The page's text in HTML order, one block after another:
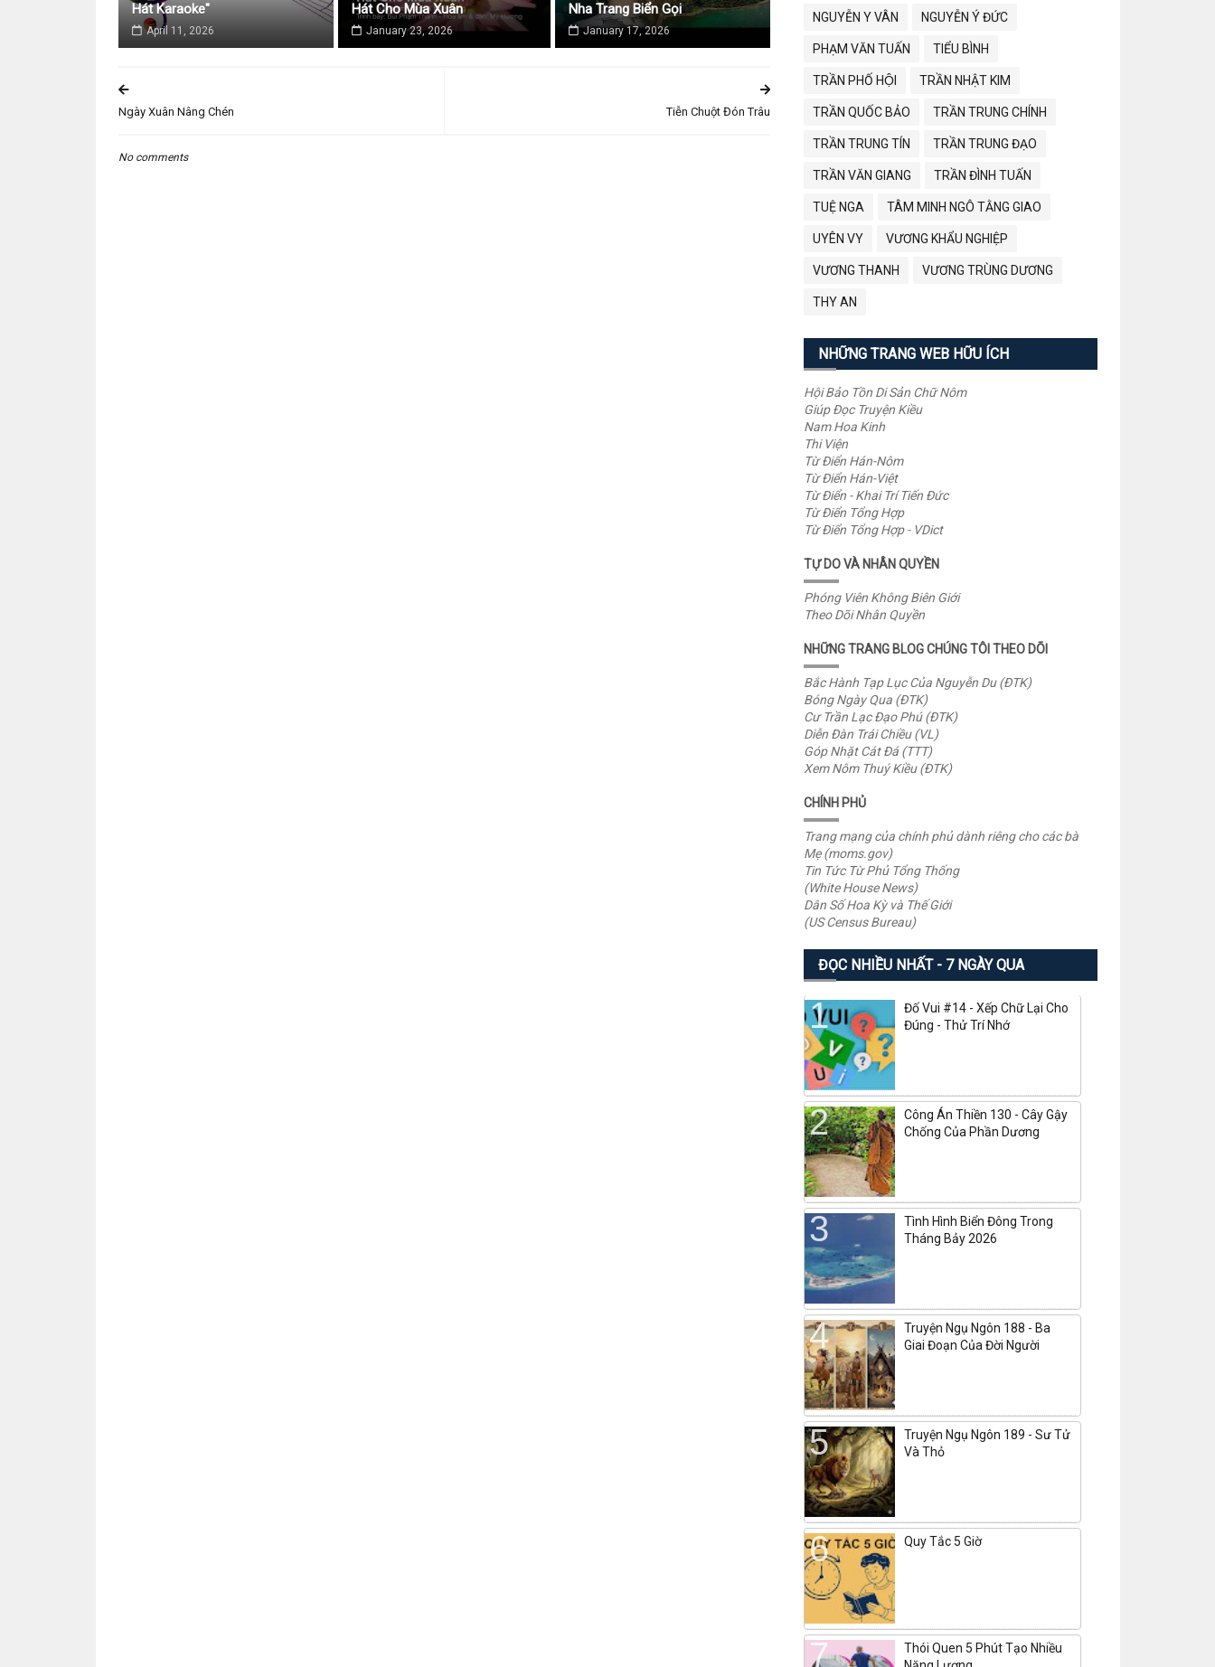
Hát Karaoke"
April 11, 2026
Hát Cho Mùa Xuân
January 23, 2026
Nha Trang Biển Gọi
January 17, 2026
Tiễn Chuột Đón Trâu
Ngày Xuân Nâng Chén
No comments
NGUYỄN Y VÂN NGUYỄN Ý ĐỨC
PHẠM VĂN TUẤN TIỂU BÌNH
TRẦN PHỐ HỘI TRẦN NHẬT KIM
TRẦN QUỐC BẢO TRẦN TRUNG CHÍNH
TRẦN TRUNG TÍN TRẦN TRUNG ĐẠO
TRẦN VĂN GIANG TRẦN ĐÌNH TUẤN
TUỆ NGA TÂM MINH NGÔ TẰNG GIAO
UYÊN VY VƯƠNG KHẨU NGHIỆP
VƯƠNG THANH VƯƠNG TRÙNG DƯƠNG
THY AN
NHỮNG TRANG WEB HỮU ÍCH
Hội Bảo Tồn Di Sản Chữ Nôm
Giúp Đọc Truyện Kiều
Nam Hoa Kinh
Thi Viện
Từ Điển Hán-Nôm
Từ Điển Hán-Việt
Từ Điển - Khai Trí Tiến Đức
Từ Điển Tổng Hợp
Từ Điển Tổng Hợp - VDict
TỰ DO VÀ NHÂN QUYỀN
Phóng Viên Không Biên Giới
Theo Dõi Nhân Quyền
NHỮNG TRANG BLOG CHÚNG TÔI THEO DÕI
Bắc Hành Tạp Lục Của Nguyễn Du (ĐTK)
Bóng Ngày Qua (ĐTK)
Cư Trần Lạc Đạo Phú (ĐTK)
Diễn Đàn Trái Chiều (VL)
Góp Nhặt Cát Đá (TTT)
Xem Nôm Thuý Kiều (ĐTK)
CHÍNH PHỦ
Trang mạng của chính phủ dành riêng cho các bà
Mẹ (moms.gov)
Tin Tức Từ Phủ Tổng Thống
(White House News)
Dân Số Hoa Kỳ và Thế Giới
(US Census Bureau)
ĐỌC NHIỀU NHẤT - 7 NGÀY QUA
Đố Vui #14 - Xếp Chữ Lại Cho
Đúng - Thử Trí Nhớ
Công Án Thiền 130 - Cây Gậy
Chống Của Phần Dương
Tình Hình Biển Đông Trong
Tháng Bảy 2026
Truyện Ngụ Ngôn 188 - Ba
Giai Đoạn Của Đời Người
Truyện Ngụ Ngôn 189 - Sư Tử
Và Thỏ
Quy Tắc 5 Giờ
Thói Quen 5 Phút Tạo Nhiều